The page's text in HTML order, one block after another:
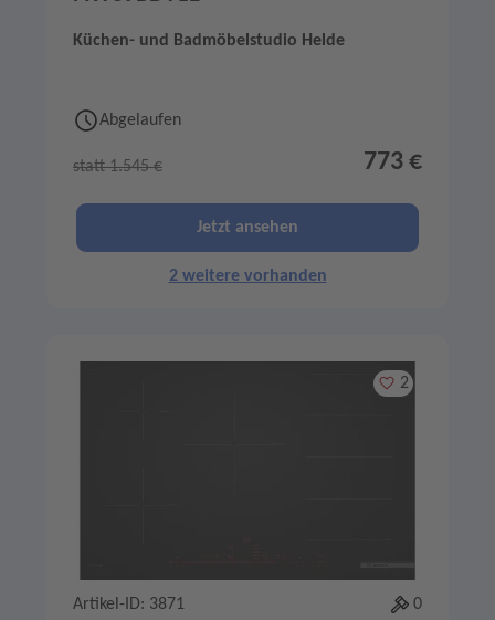
Küchen- und Badmöbelstudio Helde
Abgelaufen
statt 1.545 € 773 €
Jetzt ansehen
2 weitere vorhanden
Merken
2
Artikel-ID: 3871 0